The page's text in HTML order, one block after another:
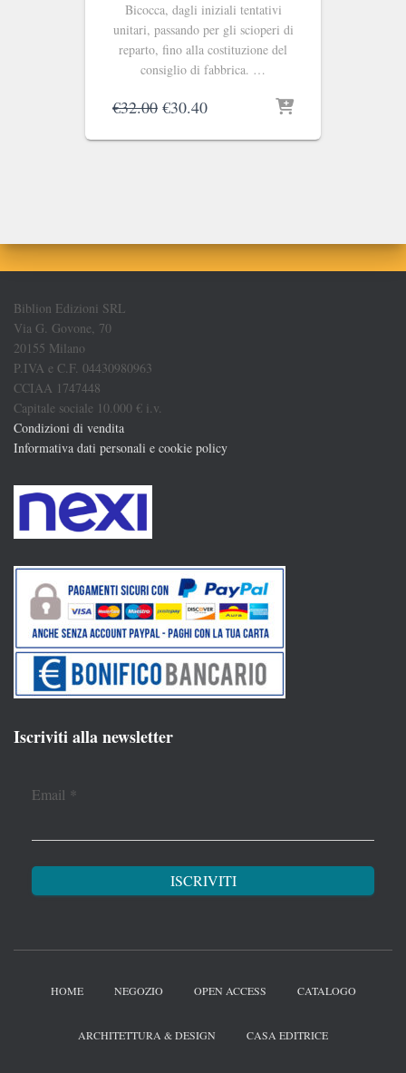
Bicocca, dagli iniziali tentativi
unitari, passando per gli scioperi di
reparto, fino alla costituzione del
consiglio di fabbrica. …
€32.00 Il
originale
€30.40Il
attuale
Biblion Edizioni SRL
Via G. Govone, 70
20155 Milano
P.IVA e C.F. 04430980963
CCIAA 1747448
Capitale sociale 10.000 € i.v.
Condizioni di vendita
Informativa dati personali e cookie policy
Iscriviti alla newsletter
Email *
HOME NEGOZIO OPEN ACCESS CATALOGO
ARCHITETTURA & DESIGN CASA EDITRICE